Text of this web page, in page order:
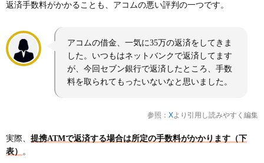
返済手数料がかかることも、アコムの悪い評判の一つです。
アコムの借金、一気に35万の返済をしてきま
した。いつもはネットバンクで返済してます
が、今回セブン銀行で返済したところ、手数
料を取られてもったいないなと思いました。
参照： Xより引用し読みやすく編集
実際、 提携ATMで返済する場合は所定の手数料がかかります（下
表） 。